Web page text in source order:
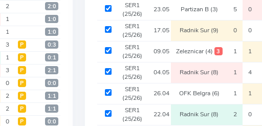
2 2:0
1 1:0
1 1:0
3 Р 0:3
1 Р 0:1
3 Р 2:1
0 Р 0:0
2 Р 1:1
2 Р 1:1
0 Р 0:0
SER1
(25/26)
23.05 Partizan B (3) 5 0
SER1
(25/26)
17.05 Radnik Sur(9) 0 0
SER1
(25/26)
09.05 Zeleznicar(4) 3 1 1
SER1
(25/26)
04.05 Radnik Sur(8) 1 4
SER1
(25/26)
26.04 OFK Belgra (6) 1 1
SER1
(25/26)
22.04 Radnik Sur(8) 2 0